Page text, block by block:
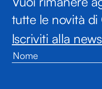
tutte le novità
Iscriviti alla